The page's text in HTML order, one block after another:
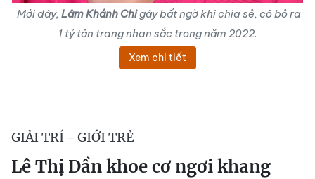
Mới đây, Lâm Khánh Chigây bất ngờ khi chia sẻ, cô bỏ ra
1 tỷ tân trang nhan sắc trong năm 2022.
Xem chi tiết
GIẢI TRÍ - GIỚI TRẺ
Lê Thị Dần khoe cơ ngơi khang